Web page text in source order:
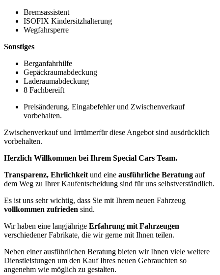
Bremsassistent
ISOFIX Kindersitzhalterung
Wegfahrsperre
Sonstiges
Berganfahrhilfe
Gepäckraumabdeckung
Laderaumabdeckung
8 Fachbereift
Preisänderung, Eingabefehler und Zwischenverkauf
vorbehalten.
Zwischenverkauf und Irrtümerfür diese Angebot sind ausdrücklich
vorbehalten.
Herzlich Willkommen bei Ihrem Special Cars Team.
Transparenz, Ehrlichkeit und eine ausführliche Beratung auf
dem Weg zu Ihrer Kaufentscheidung sind für uns selbstverständlich.
Es ist uns sehr wichtig, dass Sie mit Ihrem neuen Fahrzeug
vollkommen zufrieden sind.
Wir haben eine langjährige Erfahrung mit Fahrzeugen
verschiedener Fabrikate, die wir gerne mit Ihnen teilen.
Neben einer ausführlichen Beratung bieten wir Ihnen viele weitere
Dienstleistungen um den Kauf Ihres neuen Gebrauchten so
angenehm wie möglich zu gestalten.